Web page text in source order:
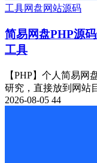
工具网盘网站源码
简易网盘PHP源
工具
【PHP】个人简易
研究，直接放到网站
2026-08-05 44